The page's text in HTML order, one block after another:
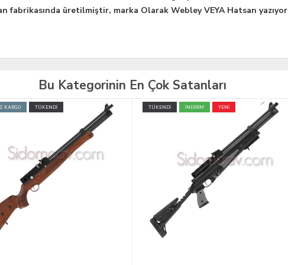
fabrikasında üretilmiştir, marka Olarak Webley VEYA Hatsan yazıyor
Bu Kategorinin En Çok Satanları
İNDİRİM YENİ ÜCRETSİZ KARGO TÜKENDİ